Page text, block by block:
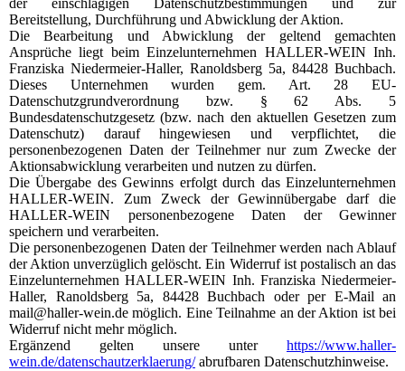
der einschlägigen Datenschutzbestimmungen und zur
Bereitstellung, Durchführung und Abwicklung der Aktion.
Die Bearbeitung und Abwicklung der geltend gemachten
Ansprüche liegt beim Einzelunternehmen HALLER-WEIN Inh.
Franziska Niedermeier-Haller, Ranoldsberg 5a, 84428 Buchbach.
Dieses Unternehmen wurden gem. Art. 28 EU-
Datenschutzgrundverordnung bzw. § 62 Abs. 5
Bundesdatenschutzgesetz (bzw. nach den aktuellen Gesetzen zum
Datenschutz) darauf hingewiesen und verpflichtet, die
personenbezogenen Daten der Teilnehmer nur zum Zwecke der
Aktionsabwicklung verarbeiten und nutzen zu dürfen.
Die Übergabe des Gewinns erfolgt durch das Einzelunternehmen
HALLER-WEIN. Zum Zweck der Gewinnübergabe darf die
HALLER-WEIN personenbezogene Daten der Gewinner
speichern und verarbeiten.
Die personenbezogenen Daten der Teilnehmer werden nach Ablauf
der Aktion unverzüglich gelöscht. Ein Widerruf ist postalisch an das
Einzelunternehmen HALLER-WEIN Inh. Franziska Niedermeier-
Haller, Ranoldsberg 5a, 84428 Buchbach oder per E-Mail an
mail@haller-wein.de möglich. Eine Teilnahme an der Aktion ist bei
Widerruf nicht mehr möglich.
Ergänzend gelten unsere unter https://www.haller-
wein.de/datenschautzerklaerung/abrufbaren Datenschutzhinweise.